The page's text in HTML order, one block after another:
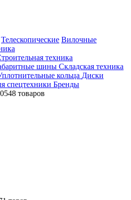
Телескопические Вилочные
техника
шины Складская техника
кольца Диски
спецтехники Бренды
товаров